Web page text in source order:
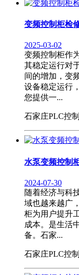
变频控制柜检
2025-03-02
变频控制柜作
其稳定运行对
间的增加，变
设备稳定运行
您提供一...
石家庄PLC控
水泵变频控制
2024-07-30
随着经济与科
域也越来越广
柜为用户提升
成本。是生活
备。石家...
石家庄PLC控